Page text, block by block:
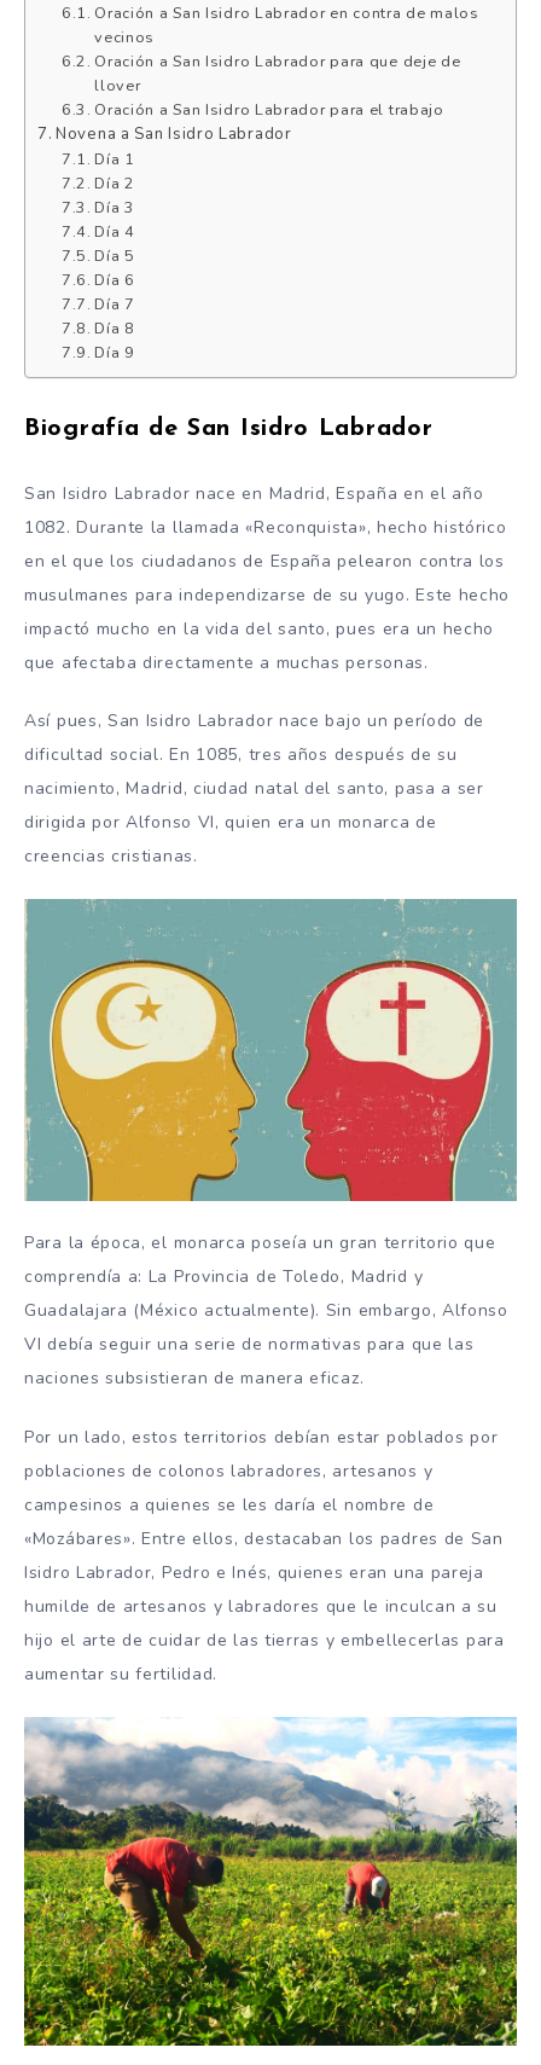
Oración a San Isidro Labrador en contra de malos
vecinos
Oración a San Isidro Labrador para que deje de
llover
Oración a San Isidro Labrador para el trabajo
Novena a San Isidro Labrador
Día 1
Día 2
Día 3
Día 4
Día 5
Día 6
Día 7
Día 8
Día 9
Biografía de San Isidro Labrador
San Isidro Labrador nace en Madrid, España en el año
1082. Durante la llamada «Reconquista», hecho histórico
en el que los ciudadanos de España pelearon contra los
musulmanes para independizarse de su yugo. Este hecho
impactó mucho en la vida del santo, pues era un hecho
que afectaba directamente a muchas personas.
Así pues, San Isidro Labrador nace bajo un período de
dificultad social. En 1085, tres años después de su
nacimiento, Madrid, ciudad natal del santo, pasa a ser
dirigida por Alfonso VI, quien era un monarca de
creencias cristianas.
Para la época, el monarca poseía un gran territorio que
comprendía a: La Provincia de Toledo, Madrid y
Guadalajara (México actualmente). Sin embargo, Alfonso
VI debía seguir una serie de normativas para que las
naciones subsistieran de manera eficaz.
Por un lado, estos territorios debían estar poblados por
poblaciones de colonos labradores, artesanos y
campesinos a quienes se les daría el nombre de
«Mozábares». Entre ellos, destacaban los padres de San
Isidro Labrador, Pedro e Inés, quienes eran una pareja
humilde de artesanos y labradores que le inculcan a su
hijo el arte de cuidar de las tierras y embellecerlas para
aumentar su fertilidad.